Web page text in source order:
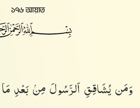
১৭৬ আয়াত
وَمَن يُشَاقِقِ ٱلرَّسُولَ مِنۢ بَعْدِ